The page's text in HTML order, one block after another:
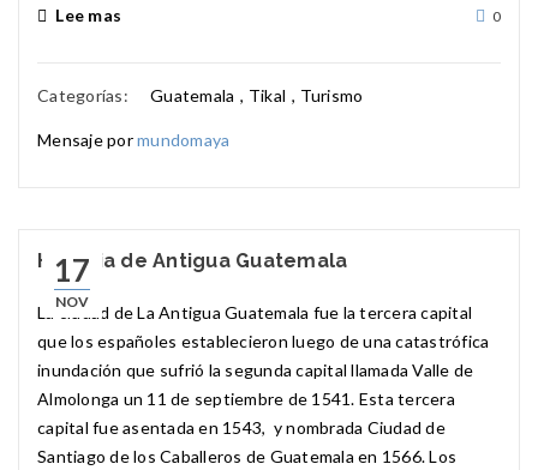
Lee mas 0
Categorías: Guatemala , Tikal , Turismo
Mensaje pormundomaya
17
NOV
Historia de Antigua Guatemala
La ciudad de La Antigua Guatemala fue la tercera capital
que los españoles establecieron luego de una catastrófica
inundación que sufrió la segunda capital llamada Valle de
Almolonga un 11 de septiembre de 1541. Esta tercera
capital fue asentada en 1543, y nombrada Ciudad de
Santiago de los Caballeros de Guatemala en 1566. Los